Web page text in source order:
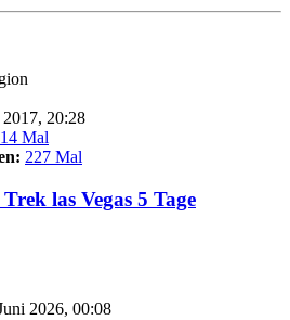
2017, 20:28
Mal
227 Mal
las Vegas 5 Tage
2026, 00:08